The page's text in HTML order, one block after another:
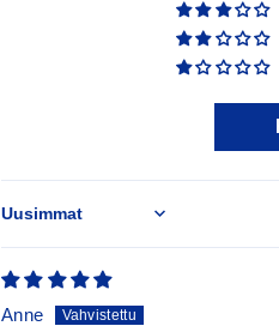
Sort by
Anne